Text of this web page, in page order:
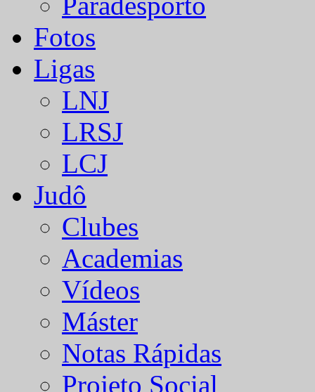
Fotos
Ligas
LNJ
LRSJ
LCJ
Judô
Clubes
Academias
Vídeos
Máster
Notas Rápidas
Projeto Social